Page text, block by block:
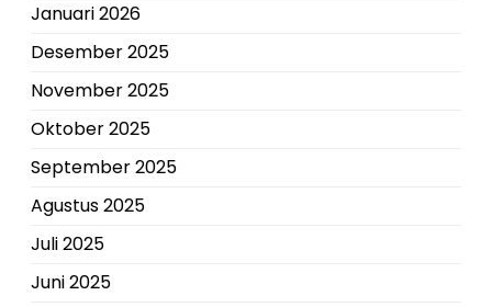
Januari 2026
Desember 2025
November 2025
Oktober 2025
September 2025
Agustus 2025
Juli 2025
Juni 2025